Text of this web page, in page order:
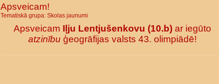
Apsveicam!
Tematiskā grupa: Skolas jaunumi
Apsveicam Iļju Lentjušenkovu (10.b)ar iegūto
atzinību ģeogrāfijas valsts 43. olimpiādē!